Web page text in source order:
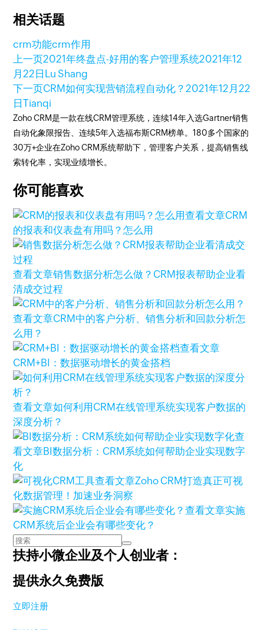
相关话题
crm功能crm作用
上一页2021年终盘点-好用的客户管理系统2021年12
月22日 Lu Shang
下一页CRM如何实现营销流程自动化？2021年12月22
日Tianqi
Zoho CRM是一款在线CRM管理系统，连续14年入选Gartner销售
自动化象限报告、连续5年入选福布斯CRM榜单。180多个国家的
30万+企业在Zoho CRM系统帮助下，管理客户关系，提高销售线
索转化率，实现业绩增长。
你可能喜欢
查看文章CRM
的报表和仪表盘有用吗？怎么用
查看文章销售数据分析怎么做？CRM报表帮助企业看
清成交过程
查看文章CRM中的客户分析、销售分析和回款分析怎
么用？
查看文章
CRM+BI：数据驱动增长的黄金搭档
查看文章如何利用CRM在线管理系统实现客户数据的
深度分析？
查
看文章BI数据分析：CRM系统如何帮助企业实现数字
化
查看文章Zoho CRM打造真正可视
化数据管理！加速业务洞察
查看文章实施
CRM系统后企业会有哪些变化？
扶持小微企业及个人创业者：
提供永久免费版
立即注册